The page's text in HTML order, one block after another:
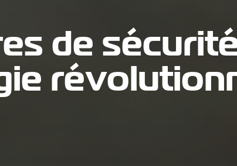
de